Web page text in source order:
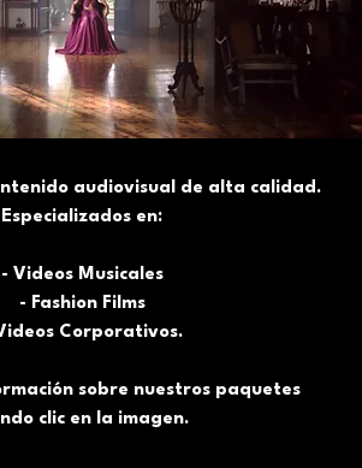
audiovisual de alta calidad.
Especializados en:
- Videos Musicales
- Fashion Films
Corporativos.
sobre nuestros paquetes
clic en la imagen.